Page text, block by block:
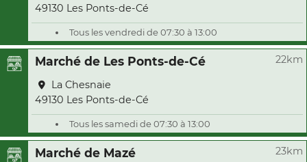
49130 Les Ponts-de-Cé
Tous les vendredi de 07:30 à 13:00
Marché de Les Ponts-de-Cé 22km
La Chesnaie
49130 Les Ponts-de-Cé
Tous les samedi de 07:30 à 13:00
Marché de Mazé 23km